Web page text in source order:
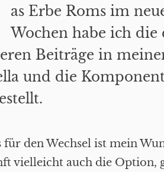
as Erbe Roms im
Wochen habe ich
Beiträge in
und die
für den Wechsel ist mein
vielleicht auch die Option,